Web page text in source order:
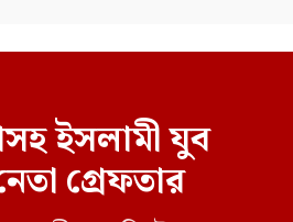
ইসলামী যুব
গ্রেফতার